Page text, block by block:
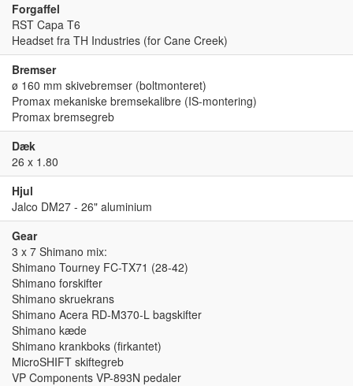
Forgaffel
RST Capa T6
Headset fra TH Industries (for Cane Creek)
Bremser
ø 160 mm skivebremser (boltmonteret)
Promax mekaniske bremsekalibre (IS-montering)
Promax bremsegreb
Dæk
26 x 1.80
Hjul
Jalco DM27 - 26" aluminium
Gear
3 x 7 Shimano mix:
Shimano Tourney FC-TX71 (28-42)
Shimano forskifter
Shimano skruekrans
Shimano Acera RD-M370-L bagskifter
Shimano kæde
Shimano krankboks (firkantet)
MicroSHIFT skiftegreb
VP Components VP-893N pedaler